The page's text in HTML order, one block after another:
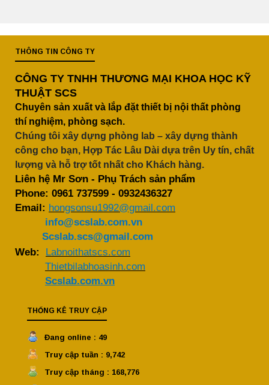
THÔNG TIN CÔNG TY
CÔNG TY TNHH THƯƠNG MẠI KHOA HỌC KỸ
THUẬT SCS
Chuyên sản xuất và lắp đặt thiết bị nội thất phòng
thí nghiệm, phòng sạch.
Chúng tôi xây dựng phòng lab – xây dựng thành
công cho bạn, Hợp Tác Lâu Dài dựa trên Uy tín, chất
lượng và hỗ trợ tốt nhất cho Khách hàng.
Liên hệ Mr Sơn - Phụ Trách sản phẩm
Phone: 0961 737599 - 0932436327
Email: hongsonsu1992@gmail.com
info@scslab.com.vn
Scslab.scs@gmail.com
Web: Labnoithatscs.com
Thietbilabhoasinh.com
Scslab.com.vn
THỐNG KÊ TRUY CẬP
Đang online : 49
Truy cập tuần : 9,742
Truy cập tháng : 168,776